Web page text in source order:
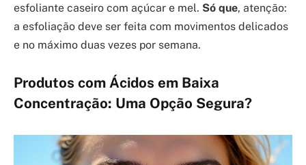
esfoliante caseiro com açúcar e mel. Só que, atenção:
a esfoliação deve ser feita com movimentos delicados
e no máximo duas vezes por semana.
Produtos com Ácidos em Baixa
Concentração: Uma Opção Segura?